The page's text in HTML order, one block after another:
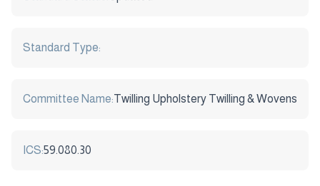
Standard Type:
Committee Name:Twilling Upholstery Twilling & Wovens
ICS:59.080.30